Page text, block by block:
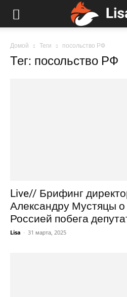
Домой Теги посольство РФ
Тег: посольство РФ
Live// Брифинг
Александру Мустяцы
Россией побега
Lisa - 31 марта, 2025